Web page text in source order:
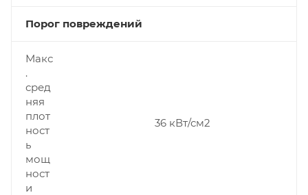
Порог повреждений
Макс
.
сред
няя
плот
ност
ь
мощ
ност
и
36 кВт/см2